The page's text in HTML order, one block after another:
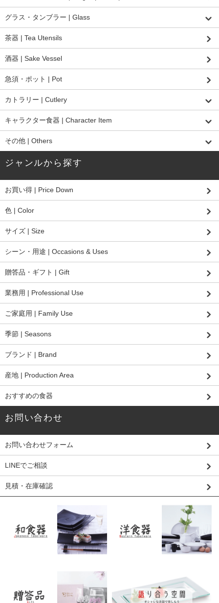
グラス・タンブラー | Glass
茶器 | Tea Utensils
酒器 | Sake Vessel
急須・ポット | Pot
カトラリー | Cutlery
キャラクター食器 | Character Item
その他 | Others
ジャンルから探す
お買い得 | Price Down
色 | Color
サイズ | Size
シーン・用途 | Occasions & Uses
贈答品・ギフト | Gift
業務用 | Professional Use
ご家庭用 | Family Use
季節 | Seasons
ブランド | Brand
産地 | Production Area
おすすめの食器
お問い合わせ
お問い合わせフォーム
LINEでご相談
見積・在庫確認